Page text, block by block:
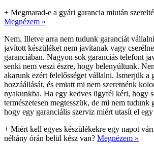
+ Megmarad-e a gyári garancia miután
Megnézem »
Nem. Illetve arra nem tudunk garanciát
javított készüléket nem javítanak vagy
garanciában. Nagyon sok garanciás telefont
senki nem veszi észre, hogy belenyúltunk.
akarunk ezért felelősséget vállalni. Ismerjük a
hozzáállását, és emiatt mi nem szeretnénk
nyakunkba. Ha egy kedves ügyfél kéri, hogy
természetesen megtesszük, de mi nem tudunk
hogy egy garanciális szerviz miért utasít el
+ Miért kell egyes készülékekre egy napot
néhány órán belül kész van? Megnézem »